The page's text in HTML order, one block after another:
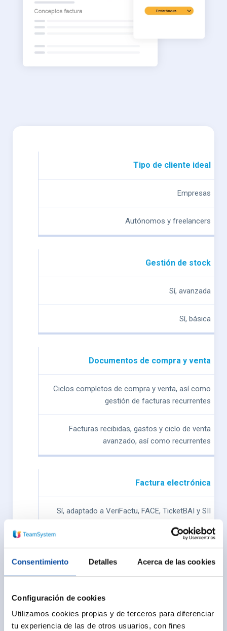
Consentimiento Detalles Acerca de las cookies
Configuración de cookies
Utilizamos cookies propias y de terceros para diferenciar
tu experiencia de las de otros usuarios, con fines
Factusol
TS
Tipo de cliente ideal
Empresas
Autónomos y freelancers
Gestión de stock
Sí, avanzada
Sí, básica
Documentos de compra y venta
Ciclos completos de compra y venta, así como
gestión de facturas recurrentes
Facturas recibidas, gastos y ciclo de venta
avanzado, así como recurrentes
Factura electrónica
Sí, adaptado a VeriFactu, FACE, TicketBAI y SII
Sí, adaptado a VeriFactu, FACE, TicketBAI
Aplicación para Windows.
Datos en local o nube